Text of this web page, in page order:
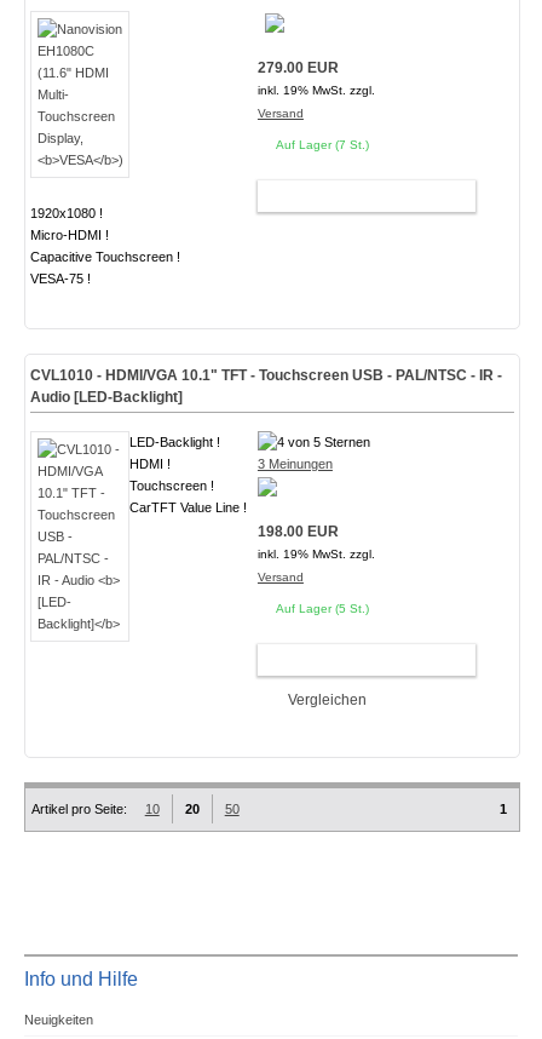
1920x1080 !
Micro-HDMI !
Capacitive Touchscreen !
VESA-75 !
279.00 EUR
inkl. 19% MwSt. zzgl.
Versand
Auf Lager (7 St.)
CVL1010 - HDMI/VGA 10.1" TFT - Touchscreen USB - PAL/NTSC - IR -
Audio [LED-Backlight]
LED-Backlight !
HDMI !
Touchscreen !
CarTFT Value Line !
3 Meinungen
198.00 EUR
inkl. 19% MwSt. zzgl.
Versand
Auf Lager (5 St.)
Vergleichen
Artikel pro Seite: 10 20 50 1
Info und Hilfe
Neuigkeiten